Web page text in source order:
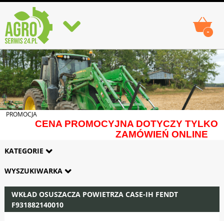
-
PROMOCJA
CENA PROMOCYJNA DOTYCZY TYLKO
ZAMÓWIEŃ ONLINE
KATEGORIE
WYSZUKIWARKA
WKŁAD OSUSZACZA POWIETRZA CASE-IH FENDT
F931882140010